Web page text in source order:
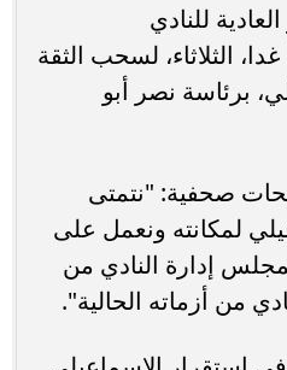
للنادي
الثلاثاء، لسحب الثقة
برئاسة نصر أبو
صحفية: "نتمتى
لمكانته ونعمل على
إدارة النادي من
من أزماته الحالية".